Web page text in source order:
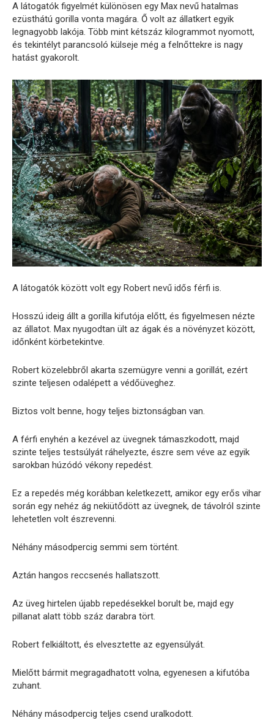
A látogatók figyelmét különösen egy Max nevű hatalmas
ezüsthátú gorilla vonta magára. Ő volt az állatkert egyik
legnagyobb lakója. Több mint kétszáz kilogrammot nyomott,
és tekintélyt parancsoló külseje még a felnőttekre is nagy
hatást gyakorolt.
A látogatók között volt egy Robert nevű idős férfi is.
Hosszú ideig állt a gorilla kifutója előtt, és figyelmesen nézte
az állatot. Max nyugodtan ült az ágak és a növényzet között,
időnként körbetekintve.
Robert közelebbről akarta szemügyre venni a gorillát, ezért
szinte teljesen odalépett a védőüveghez.
Biztos volt benne, hogy teljes biztonságban van.
A férfi enyhén a kezével az üvegnek támaszkodott, majd
szinte teljes testsúlyát ráhelyezte, észre sem véve az egyik
sarokban húzódó vékony repedést.
Ez a repedés még korábban keletkezett, amikor egy erős vihar
során egy nehéz ág nekiütődött az üvegnek, de távolról szinte
lehetetlen volt észrevenni.
Néhány másodpercig semmi sem történt.
Aztán hangos reccsenés hallatszott.
Az üveg hirtelen újabb repedésekkel borult be, majd egy
pillanat alatt több száz darabra tört.
Robert felkiáltott, és elvesztette az egyensúlyát.
Mielőtt bármit megragadhatott volna, egyenesen a kifutóba
zuhant.
Néhány másodpercig teljes csend uralkodott.